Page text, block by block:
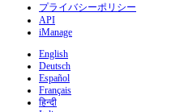
プライバシーポリシー
API
iManage
English
Deutsch
Español
Français
हिन्दी